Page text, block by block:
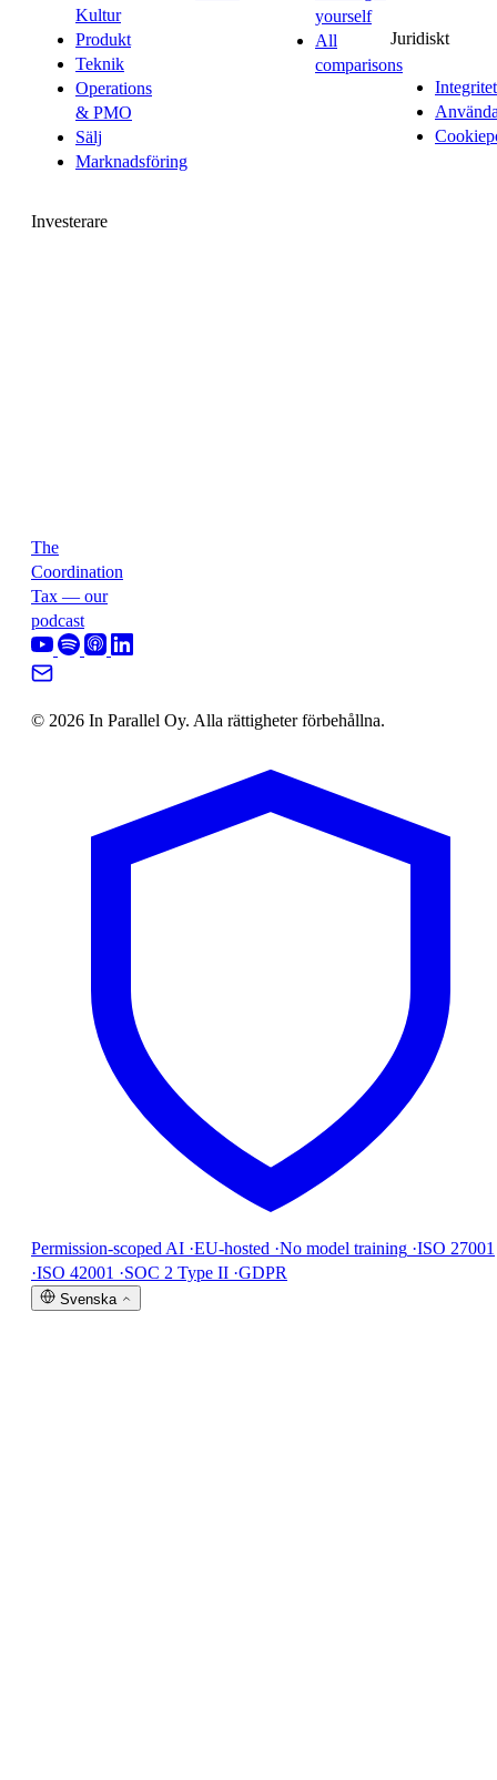
Kultur
Produkt
Teknik
Operations
& PMO
Sälj
Marknadsföring
yourself
All
comparisons
Juridiskt
Integritet
Investerare
The
Coordination
Tax — our
podcast
© 2026 In Parallel Oy. Alla rättigheter förbehållna.
Permission-scoped AI ·EU-hosted ·No model training ·ISO 27001
·ISO 42001 ·SOC 2 Type II ·GDPR
Svenska